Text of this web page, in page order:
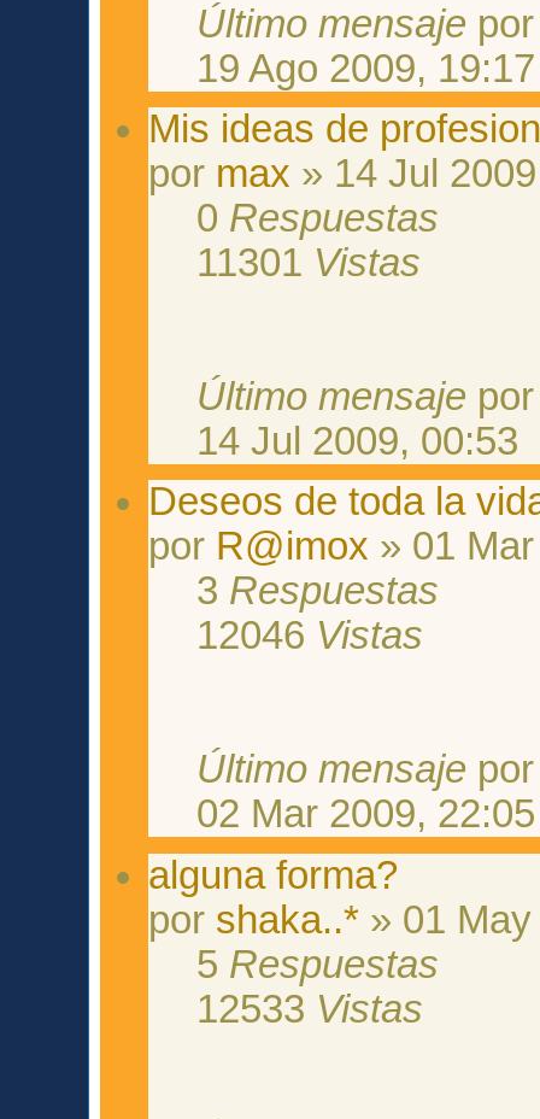
Último mensaje
19 Ago 2009, 19:17
Mis ideas de
por max » 14 Jul
0 Respuestas
11301 Vistas
Último mensaje
14 Jul 2009, 00:53
Deseos de toda la
por R@imox » 01
3 Respuestas
12046 Vistas
Último mensaje
02 Mar 2009, 22:05
alguna forma?
por shaka..* » 01
5 Respuestas
12533 Vistas